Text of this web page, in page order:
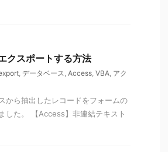
クスポートする方法
, データベース, Access, VBA, アク
から抽出したレコードをフォームの
した。 【Access】非連結テキスト